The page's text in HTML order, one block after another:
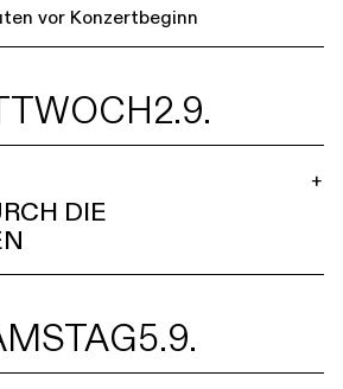
vor Konzertbeginn
2.9.
DIE
+
5.9.